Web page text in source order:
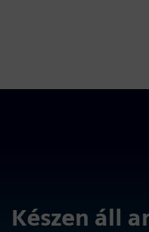
Készen áll